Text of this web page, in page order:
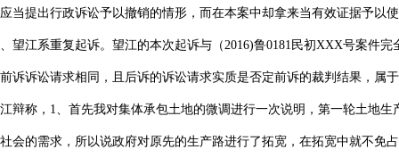
当提出行政诉讼予以撤销的情形，而在本案中却拿来当有效证据予以
望江系重复起诉。望江的本次起诉与（2016)鲁0181民初XXX号案件
诉诉讼请求相同，且后诉的诉讼请求实质是否定前诉的裁判结果，属
辩称，1、首先我对集体承包土地的微调进行一次说明，第一轮土地
会的需求，所以说政府对原先的生产路进行了拓宽，在拓宽中就不免